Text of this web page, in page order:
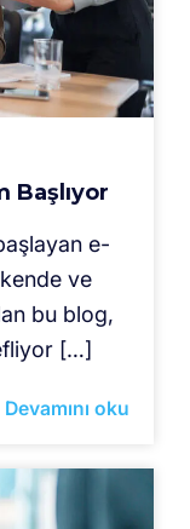
Başlıyor
e-
ve
bu blog,
[…]
Devamını oku